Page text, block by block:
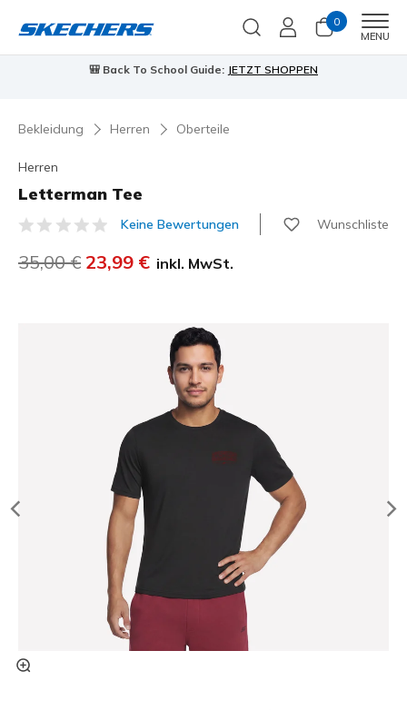
0
MENU
🎒 Back To School Guide: JETZT SHOPPEN
Bekleidung Herren Oberteile
Herren
Letterman Tee
3,7 von 5 Kundenbewertungen
Keine Bewertungen Wunschliste
Reduziert von
35,00 € auf
23,99 € inkl. MwSt.